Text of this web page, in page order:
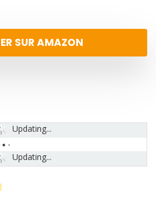
SUR AMAZON
Updating...
Updating...